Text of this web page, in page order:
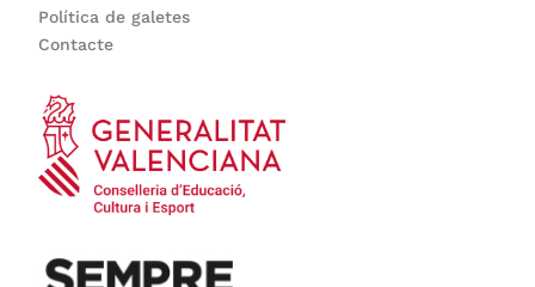
Política de galetes
Contacte